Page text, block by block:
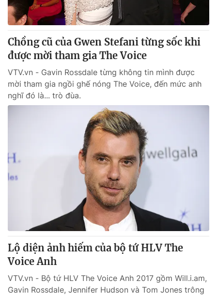
Thị trường 24h Tấm lòng Việt
VTV4 Vươn mình bằng AI
VTV9 VTV8
Liên hệ tòa soạn English
Đài Truyền hình Việt Nam
Thời báo VTV
Giấy phép hoạt động báo in và báo điện tử số 483/GP-BTTTT
cấp ngày 29/12/2023
Tổng Biên tập:Vũ Thanh Thủy
Phó Tổng Biên tập:
Tổng đài VTV:
024.38 355 931 - 024.38 355 932
Chồng cũ của Gwen Stefani từng sốc khi
được mời tham gia The Voice
VTV.vn - Gavin Rossdale từng không tin mình được
mời tham gia ngồi ghế nóng The Voice, đến mức anh
nghĩ đó là... trò đùa.
Lộ diện ảnh hiếm của bộ tứ HLV The
Voice Anh
VTV.vn - Bộ tứ HLV The Voice Anh 2017 gồm Will.i.am,
Gavin Rossdale, Jennifer Hudson và Tom Jones trông